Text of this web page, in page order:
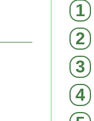
1
2
3
4